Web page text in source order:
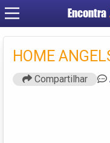
Encontra
HOME
Compartilhar